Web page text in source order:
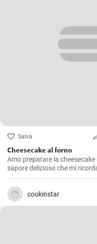
Salva
Cheesecake al forno
Amo preparare la
sapore delizioso che mi
Questa ricetta me l'ha
mai durante le nostre feste di
biscotti e il ripieno di
cookinstar